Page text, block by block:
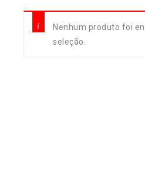
Nenhum produto foi
seleção.